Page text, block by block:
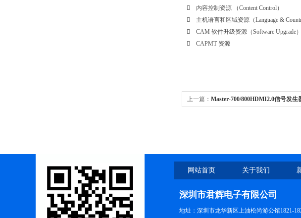
 内容控制资源 （Content Control）
 主机语言和区域资源（Language &
 CAM 软件升级资源（Software Upgrade）
 CAPMT 资源
上一篇： Master-700/800HDMI2.0信号发生
网站首页 关于我们
深圳市君辉电子有限公司
地址：深圳市龙华新区上油松尚游公馆1821-